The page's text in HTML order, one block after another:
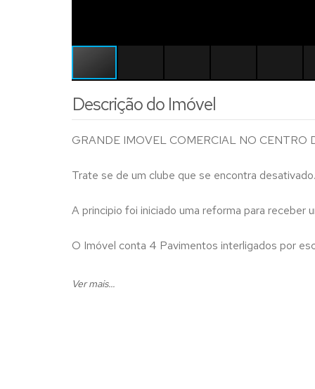
Descrição do Imóvel
GRANDE IMOVEL COMERCIAL NO CENTRO
Trate se de um clube que se encontra desativado.
A principio foi iniciado uma reforma para receber
O Imóvel conta 4 Pavimentos interligados por
Iniciando entrada na rua principal superior (
Ver mais...